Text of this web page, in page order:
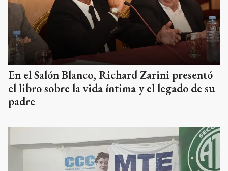
En el Salón Blanco, Richard Zarini presentó
el libro sobre la vida íntima y el legado de su
padre